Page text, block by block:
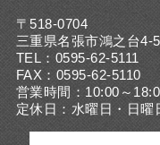
〒518-0704
三重県名張市鴻之台4-
TEL：0595-62-5111
FAX：0595-62-5110
営業時間：10:00～
定休日：水曜日・日